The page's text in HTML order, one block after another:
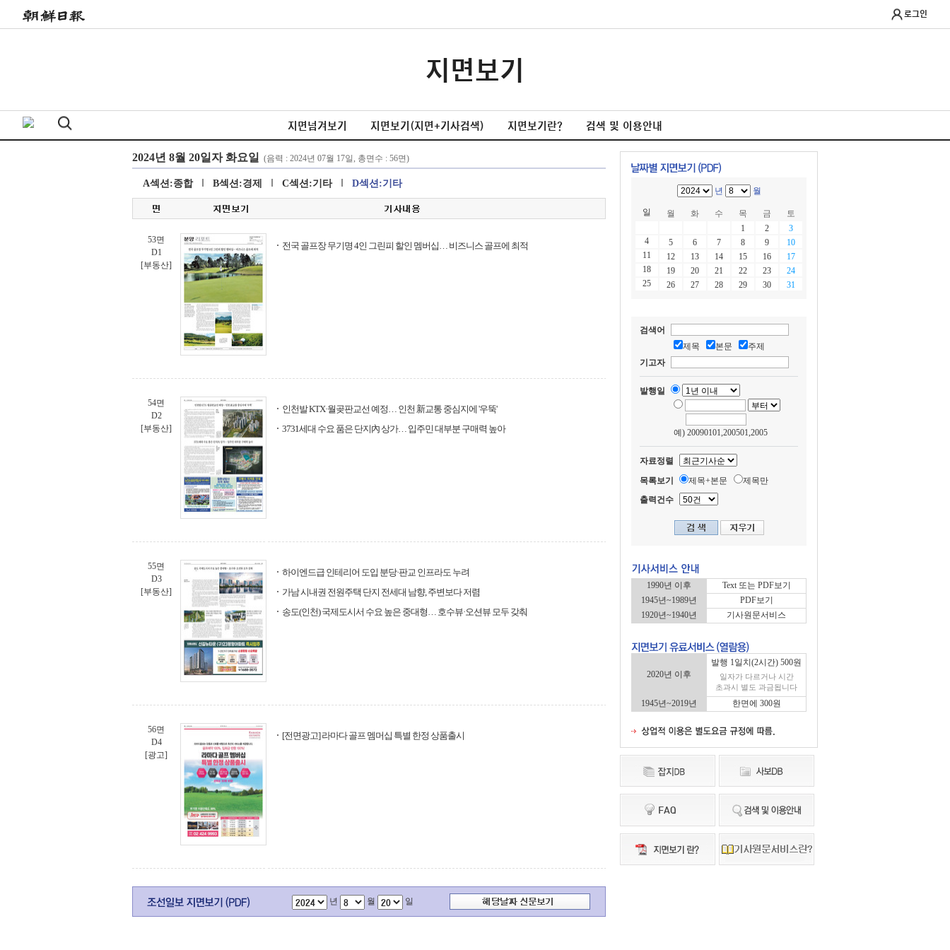
로그인
지면보기
지면넘겨보기 지면보기(지면+기사검색) 지면보기란? 검색 및 이용안내
A섹션:종합 B섹션:경제 C섹션:기타 D섹션:기타
53면
D1
[부동산]
전국 골프장 무기명 4인 그린피 할인 멤버십… 비즈니스 골프에 최적
54면
D2
[부동산]
인천발 KTX·월곶판교선 예정… 인천 新교통 중심지에 '우뚝'
3731세대 수요 품은 단지內 상가… 입주민 대부분 구매력 높아
55면
D3
[부동산]
하이엔드급 인테리어 도입 분당·판교 인프라도 누려
가남 시내권 전원주택 단지 전세대 남향, 주변보다 저렴
송도(인천) 국제도시서 수요 높은 중대형… 호수뷰·오션뷰 모두 갖춰
56면
D4
[광고]
[전면광고] 라마다 골프 멤머십 특별 한정 상품출시
년 월 일